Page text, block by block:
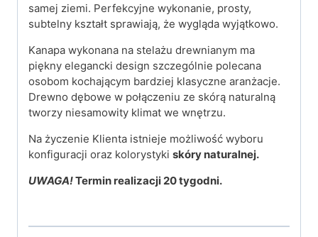
samej ziemi. Perfekcyjne wykonanie, prosty,
subtelny kształt sprawiają, że wygląda wyjątkowo.
Kanapa wykonana na stelażu drewnianym ma
piękny elegancki design szczególnie polecana
osobom kochającym bardziej klasyczne aranżacje.
Drewno dębowe w połączeniu ze skórą naturalną
tworzy niesamowity klimat we wnętrzu.
Na życzenie Klienta istnieje możliwość wyboru
konfiguracji oraz kolorystyki skóry naturalnej.
UWAGA!Termin realizacji 20 tygodni.